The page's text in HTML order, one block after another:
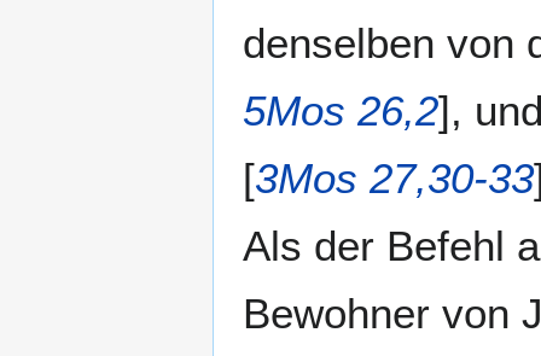
denselben von
5Mos 26,2],
[3Mos 27,30-33
Als der Befehl
Bewohner von